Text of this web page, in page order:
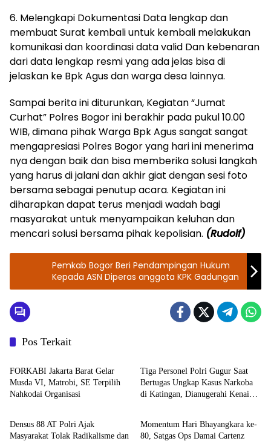
6. ⁠Melengkapi Dokumentasi Data lengkap dan
membuat Surat kembali untuk kembali melakukan
komunikasi dan koordinasi data valid Dan kebenaran
dari data lengkap resmi yang ada jelas bisa di
jelaskan ke Bpk Agus dan warga desa lainnya.
Sampai berita ini diturunkan, Kegiatan “Jumat
Curhat” Polres Bogor ini berakhir pada pukul 10.00
WIB, dimana pihak Warga Bpk Agus sangat sangat
mengapresiasi Polres Bogor yang hari ini menerima
nya dengan baik dan bisa memberika solusi langkah
yang harus di jalani dan akhir giat dengan sesi foto
bersama sebagai penutup acara. Kegiatan ini
diharapkan dapat terus menjadi wadah bagi
masyarakat untuk menyampaikan keluhan dan
mencari solusi bersama pihak kepolisian. (Rudolf)
Pemkab Bogor Beri Pendampingan Hukum
Kepada ASN Diperas anggota KPK Gadungan
Pos Terkait
Berita
FORKABI Jakarta Barat Gelar
Musda VI, Matrobi, SE Terpilih
Nahkodai Organisasi
Tiga Personel Polri Gugur Saat
Bertugas Ungkap Kasus Narkoba
di Katingan, Dianugerahi Kenaikan
TNI - POLRI
Densus 88 AT Polri Ajak
Masyarakat Tolak Radikalisme dan
TNI - POLRI
Momentum Hari Bhayangkara ke-
80, Satgas Ops Damai Cartenz